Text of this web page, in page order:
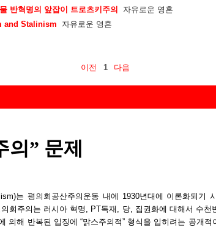
반혁명의 앞잡이 트로츠키주의 자유로운 영혼
and Stalinism 자유로운 영혼
이전 1 다음
의” 문제
는 평의회공산주의운동 내에 1930년대에 이론화되기
회주의는 러시아 혁명, PT독재, 당, 집권화에 대해서 수천
의해 반복된 입징에 “맑스주의적” 형식을 입히려는 공개적